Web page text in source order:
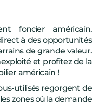
foncier américain.
à des opportunités
de grande valeur.
et profitez de la
américain !
utilisés regorgent de
zones où la demande